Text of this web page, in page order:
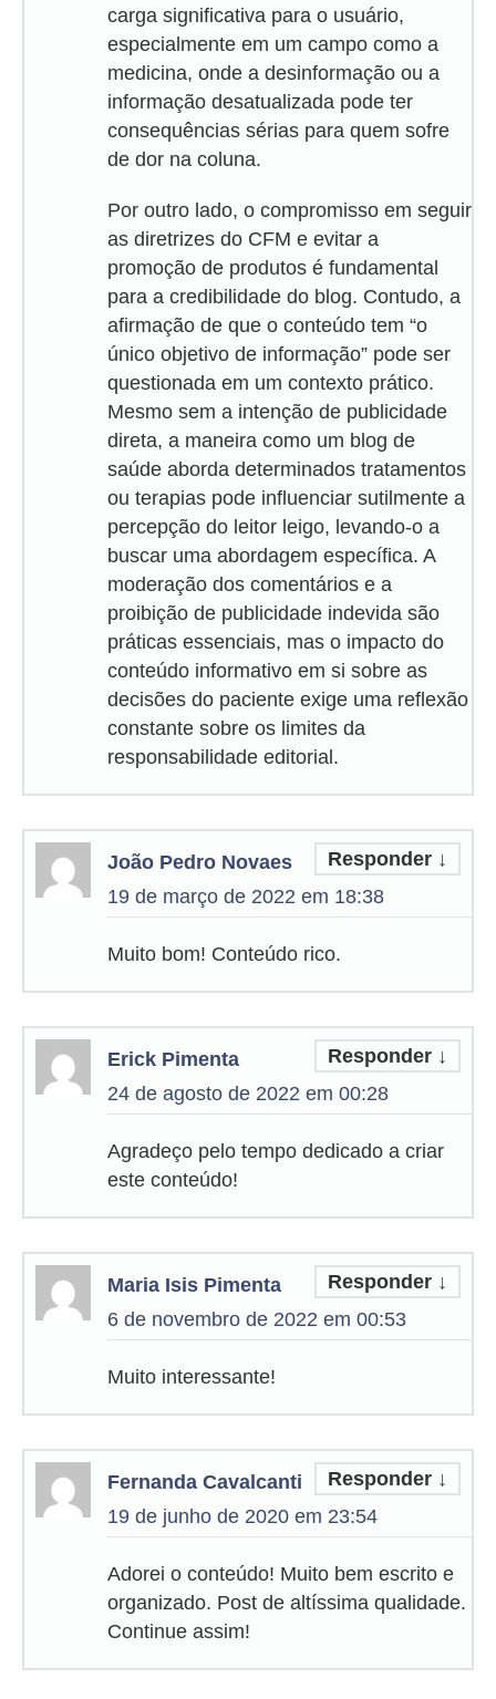
carga significativa para o usuário,
especialmente em um campo como a
medicina, onde a desinformação ou a
informação desatualizada pode ter
consequências sérias para quem sofre
de dor na coluna.
Por outro lado, o compromisso em seguir
as diretrizes do CFM e evitar a
promoção de produtos é fundamental
para a credibilidade do blog. Contudo, a
afirmação de que o conteúdo tem “o
único objetivo de informação” pode ser
questionada em um contexto prático.
Mesmo sem a intenção de publicidade
direta, a maneira como um blog de
saúde aborda determinados tratamentos
ou terapias pode influenciar sutilmente a
percepção do leitor leigo, levando-o a
buscar uma abordagem específica. A
moderação dos comentários e a
proibição de publicidade indevida são
práticas essenciais, mas o impacto do
conteúdo informativo em si sobre as
decisões do paciente exige uma reflexão
constante sobre os limites da
responsabilidade editorial.
João Pedro Novaes
19 de março de 2022 em 18:38
Responder ↓
Muito bom! Conteúdo rico.
Erick Pimenta
24 de agosto de 2022 em 00:28
Responder ↓
Agradeço pelo tempo dedicado a criar
este conteúdo!
Maria Isis Pimenta
6 de novembro de 2022 em 00:53
Responder ↓
Muito interessante!
Fernanda Cavalcanti
19 de junho de 2020 em 23:54
Responder ↓
Adorei o conteúdo! Muito bem escrito e
organizado. Post de altíssima qualidade.
Continue assim!